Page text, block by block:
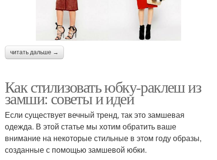
читать дальше →
Как стилизовать юбку-раклеш из
замши: советы и идеи
Если существует вечный тренд, так это замшевая
одежда. В этой статье мы хотим обратить ваше
внимание на некоторые стильные в этом году образы,
созданные с помощью замшевой юбки.